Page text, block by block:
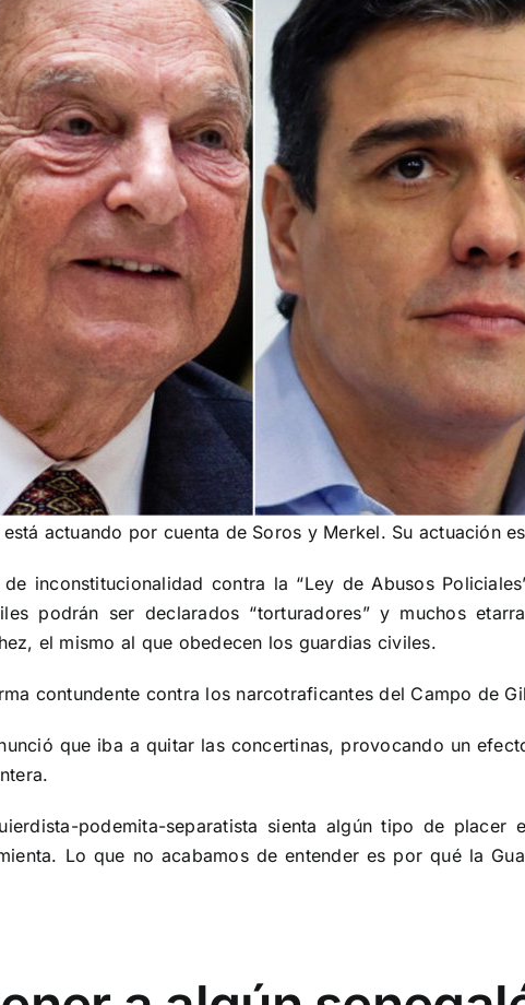
actuando por cuenta de Soros y Merkel. Su actuación
inconstitucionalidad contra la “Ley de Abusos
podrán ser declarados “torturadores” y muchos
el mismo al que obedecen los guardias civiles.
contundente contra los narcotraficantes del Campo de
que iba a quitar las concertinas, provocando un
podemita-separatista sienta algún tipo de
Lo que no acabamos de entender es por qué la